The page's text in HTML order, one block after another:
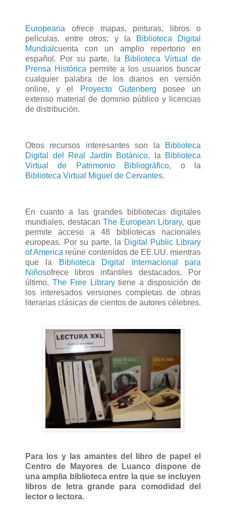
Europeana ofrece mapas, pinturas, libros o
películas, entre otros; y la
Biblioteca Digital
Mundial cuenta con un amplio repertorio en
español. Por su parte, la Biblioteca Virtual de
Prensa Histórica permite a los usuarios buscar
cualquier palabra de los diarios en versión
online, y el
Proyecto Gutenberg posee un
extenso material de dominio público y licencias
de distribución.
Otros recursos interesantes son la
Biblioteca
Digital del Real Jardín Botánico, la
Biblioteca
Virtual de Patrimonio Bibliográfico, o la
Biblioteca Virtual Miguel de Cervantes.
En cuanto a las grandes bibliotecas digitales
mundiales, destacanThe European Library, que
permite acceso a 48 bibliotecas nacionales
europeas. Por su parte, la Digital Public Library
of America reúne contenidos de EE.UU. mientras
que la
Biblioteca Digital Internacional para
Niñosofrece libros infantiles destacados. Por
último, The Free Librarytiene a disposición de
los interesados versiones completas de obras
literarias clásicas de cientos de autores célebres.
Para los y las amantes del libro de papel el
Centro de Mayores de Luanco dispone de
una amplia biblioteca entre la que se incluyen
libros de letra grande para comodidad del
lector o lectora.